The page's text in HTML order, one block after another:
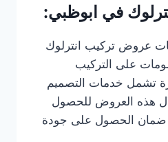
في ابوظبي:
عروض تركيب انترلوك
على التركيب
تشمل خدمات التصميم
هذه العروض للحصول
ضمان الحصول على جودة